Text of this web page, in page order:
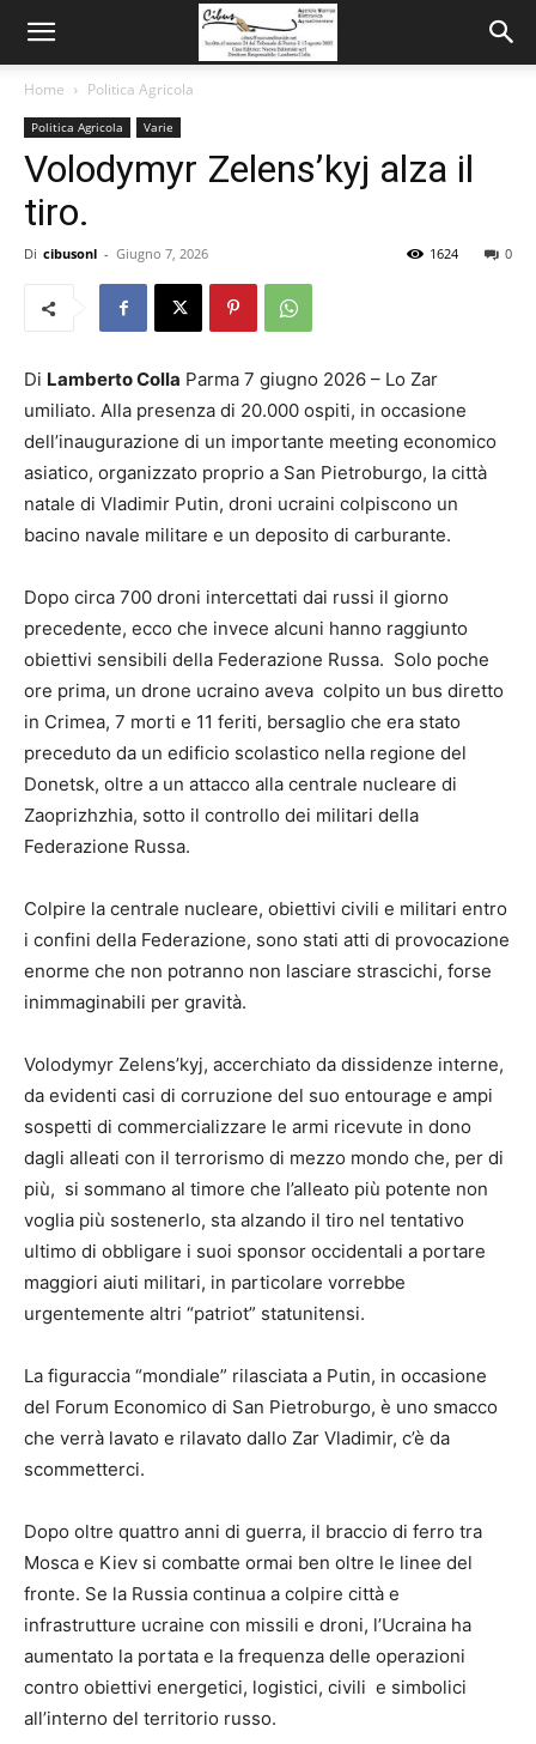
Home Politica Agricola
Politica Agricola Varie
Volodymyr Zelens’kyj alza il
tiro.
Di cibusonl - Giugno 7, 2026 0
1624
Di Lamberto Colla Parma 7 giugno 2026 – Lo Zar
umiliato. Alla presenza di 20.000 ospiti, in occasione
dell’inaugurazione di un importante meeting economico
asiatico, organizzato proprio a San Pietroburgo, la città
natale di Vladimir Putin, droni ucraini colpiscono un
bacino navale militare e un deposito di carburante.
Dopo circa 700 droni intercettati dai russi il giorno
precedente, ecco che invece alcuni hanno raggiunto
obiettivi sensibili della Federazione Russa. Solo poche
ore prima, un drone ucraino aveva colpito un bus diretto
in Crimea, 7 morti e 11 feriti, bersaglio che era stato
preceduto da un edificio scolastico nella regione del
Donetsk, oltre a un attacco alla centrale nucleare di
Zaoprizhzhia, sotto il controllo dei militari della
Federazione Russa.
Colpire la centrale nucleare, obiettivi civili e militari entro
i confini della Federazione, sono stati atti di provocazione
enorme che non potranno non lasciare strascichi, forse
inimmaginabili per gravità.
Volodymyr Zelens’kyj, accerchiato da dissidenze interne,
da evidenti casi di corruzione del suo entourage e ampi
sospetti di commercializzare le armi ricevute in dono
dagli alleati con il terrorismo di mezzo mondo che, per di
più, si sommano al timore che l’alleato più potente non
voglia più sostenerlo, sta alzando il tiro nel tentativo
ultimo di obbligare i suoi sponsor occidentali a portare
maggiori aiuti militari, in particolare vorrebbe
urgentemente altri “patriot” statunitensi.
La figuraccia “mondiale” rilasciata a Putin, in occasione
del Forum Economico di San Pietroburgo, è uno smacco
che verrà lavato e rilavato dallo Zar Vladimir, c’è da
scommetterci.
Dopo oltre quattro anni di guerra, il braccio di ferro tra
Mosca e Kiev si combatte ormai ben oltre le linee del
fronte. Se la Russia continua a colpire città e
infrastrutture ucraine con missili e droni, l’Ucraina ha
aumentato la portata e la frequenza delle operazioni
contro obiettivi energetici, logistici, civili e simbolici
all’interno del territorio russo.